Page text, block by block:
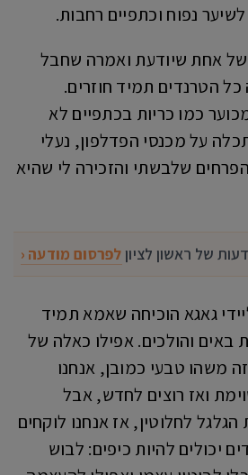
נפוח וכתפיים רחבות.
של אחת שיודעת ואמרה שחבל
הטרנדים תמיד חוזרים.
כמו כריות בכתפיים לא
על מכנסי הפדלפון, נעלי
שלבשתי והזכירה לי שהיא
של ראשון לציון לפרסום מודעה ‹
גאגא הוכיחה שאמא תמיד
והולכים. אפילו כאלה של
משהו טבעי כמובן, אנחנו
ואז רוצים לחדש, אבל
לחלוטין, אז אנחנו לוקחים
יכולים להיות כיפים: לבוש